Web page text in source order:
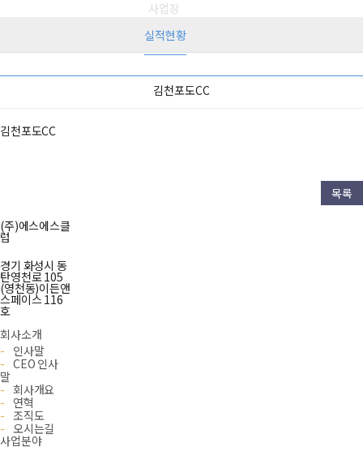
사업장
실적현황
김천포도CC
김천포도CC
목록
(주)에스에스클
럽
경기 화성시 동
탄영천로 105
(영천동)이든앤
스페이스 116
호
회사소개
- 인사말
- CEO 인사
말
- 회사개요
- 연혁
- 조직도
- 오시는길
사업분야